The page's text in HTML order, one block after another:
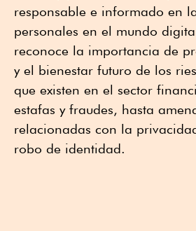
responsable e informado en
personales en el mundo
reconoce la importancia de
y el bienestar futuro de los
que existen en el sector
estafas y fraudes, hasta
relacionadas con la
robo de identidad.